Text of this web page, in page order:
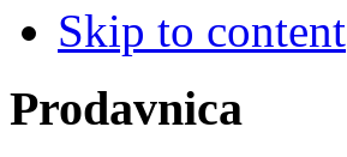
Skip to content
Prodavnica